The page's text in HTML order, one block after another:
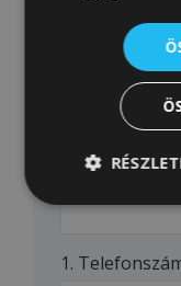
Postai
Levelezési cím:
1.